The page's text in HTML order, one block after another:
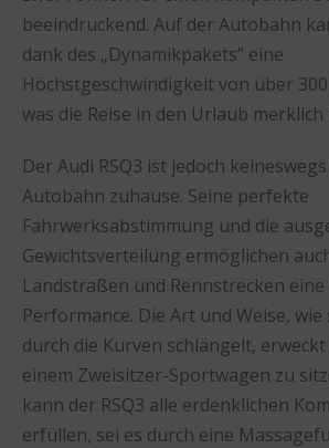
beeindruckend. Auf der Autobahn
dank des „Dynamikpakets“ eine
Höchstgeschwindigkeit von über
was die Reise in den Urlaub
Der Audi RSQ3 ist jedoch
Autobahn zuhause. Seine perfekte
Fahrwerksabstimmung und die
Gewichtsverteilung ermöglichen
Landstraßen und Rennstrecken
Performance. Die Art und Weise, wie
durch die Kurven schlängelt,
einem Zweisitzer-Sportwagen zu
kann der RSQ3 alle erdenklichen
erfüllen, sei es durch eine